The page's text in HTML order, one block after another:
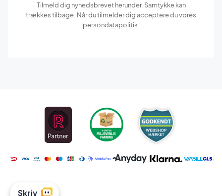
Tilmeld dig nyhedsbrevet herunder. Samtykke kan
trækkes tilbage. Når du tilmelder dig acceptere du vores
persondatapolitik.